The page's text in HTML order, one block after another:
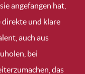
angefangen hat,
direkte und klare
auch aus
bei
das